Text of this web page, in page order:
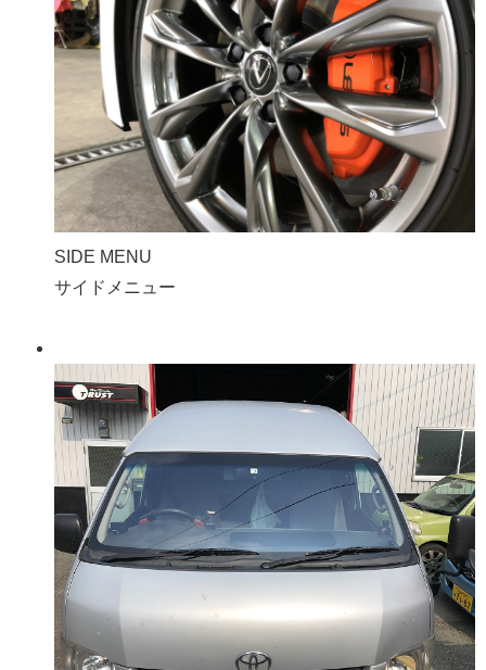
SIDE MENU
サイドメニュー